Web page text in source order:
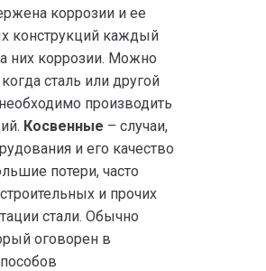
коррозии и ее
конструкций каждый
них коррозии. Можно
когда сталь или другой
производить
Косвенные – случаи,
и его качество
потери, часто
и прочих
стали. Обычно
оговорен в